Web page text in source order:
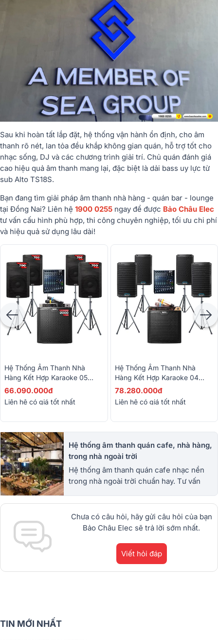
Sau khi hoàn tất lắp đặt, hệ thống vận hành ổn định, cho âm
thanh rõ nét, lan tỏa đều khắp không gian quán, hỗ trợ tốt cho
nhạc sống, DJ và các chương trình giải trí. Chủ quán đánh giá
cao hiệu quả âm thanh mang lại, đặc biệt là dải bass uy lực từ
sub Alto TS18S.
Bạn đang tìm giải pháp âm thanh nhà hàng - quán bar - lounge
tại Đồng Nai? Liên hệ 1900 0255 ngay để được Bảo Châu Elec
tư vấn cấu hình phù hợp, thi công chuyên nghiệp, tối ưu chi phí
và hiệu quả sử dụng lâu dài!
Hệ Thống Âm Thanh Nhà
Hàng Kết Hợp Karaoke 05
(100m2)
66.090.000đ
Liên hệ có giá tốt nhất
Hệ Thống Âm Thanh Nhà
Hàng Kết Hợp Karaoke 04
(100m2)
78.280.000đ
Liên hệ có giá tốt nhất
Hệ thống âm thanh quán cafe, nhà hàng,
trong nhà ngoài trời
Hệ thống âm thanh quán cafe nhạc nền
trong nhà ngoài trời chuẩn hay. Tư vấn
quán cafe sân vườn, sân thượng.
1900.0255
Chưa có câu hỏi, hãy gửi câu hỏi của bạn
Bảo Châu Elec sẽ trả lời sớm nhất.
Viết hỏi đáp
TIN MỚI NHẤT